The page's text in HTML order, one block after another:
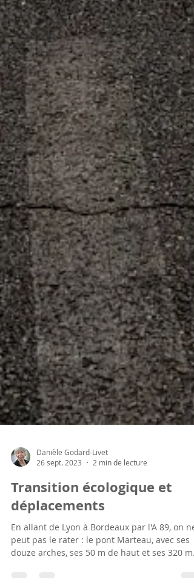
Danièle Godard-Livet
26 sept. 2023
2 min de lecture
Transition écologique et
déplacements
En allant de Lyon à Bordeaux par l'A 89, on ne